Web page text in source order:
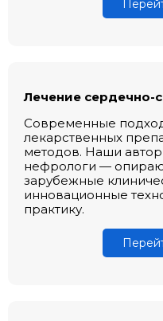
Лечение сердечно-
Современные
лекарственных
методов. Наши
нефрологи —
зарубежные
инновационные
практику.